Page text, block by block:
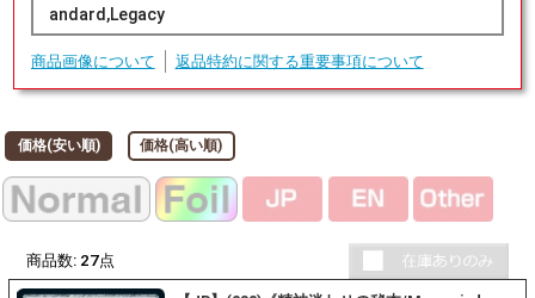
andard,Legacy
商品画像について 返品特約に関する重要事項について
価格(安い順) 価格(高い順)
商品数: 27点